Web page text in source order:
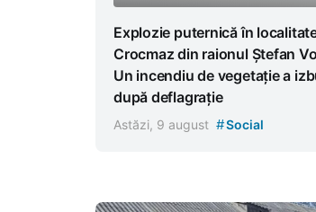
Explozie puternică în
Crocmaz din raionul Ștefan
Un incendiu de vegetație a
după deflagrație
Astăzi, 9 august #Social